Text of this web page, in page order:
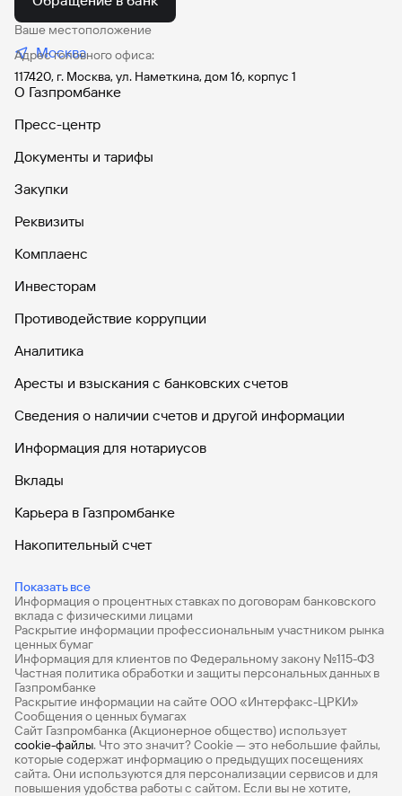
Ваше местоположение
Москва
Адрес головного офиса:
117420, г. Москва, ул. Наметкина, дом 16, корпус 1
О Газпромбанке
Пресс-центр
Документы и тарифы
Закупки
Реквизиты
Комплаенс
Инвесторам
Противодействие коррупции
Аналитика
Аресты и взыскания с банковских счетов
Сведения о наличии счетов и другой информации
Информация для нотариусов
Вклады
Карьера в Газпромбанке
Накопительный счет
Показать все
Дебетовые карты с бесплатным обслуживанием
Все накопительные счета
Банковские вклады на 3 месяца
Вклады с высоким процентом
Калькулятор вкладов
Виртуальные карты
Информация о процентных ставках по договорам банковского
вклада с физическими лицами
Раскрытие информации профессиональным участником рынка
ценных бумаг
Информация для клиентов по Федеральному закону №115-ФЗ
Частная политика обработки и защиты персональных данных в
Газпромбанке
Раскрытие информации на сайте ООО «Интерфакс-ЦРКИ»
Сообщения о ценных бумагах
Сайт Газпромбанка (Акционерное общество) использует
cookie-файлы. Что это значит? Сookie — это небольшие файлы,
которые содержат информацию о предыдущих посещениях
сайта. Они используются для персонализации сервисов и для
повышения удобства работы с сайтом. Если вы не хотите,